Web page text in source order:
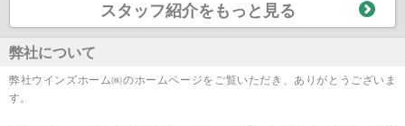
スタッフ紹介をもっと見る
弊社について
弊社ウインズホーム㈱のホームページをご覧いただき、ありがとうございま
す。